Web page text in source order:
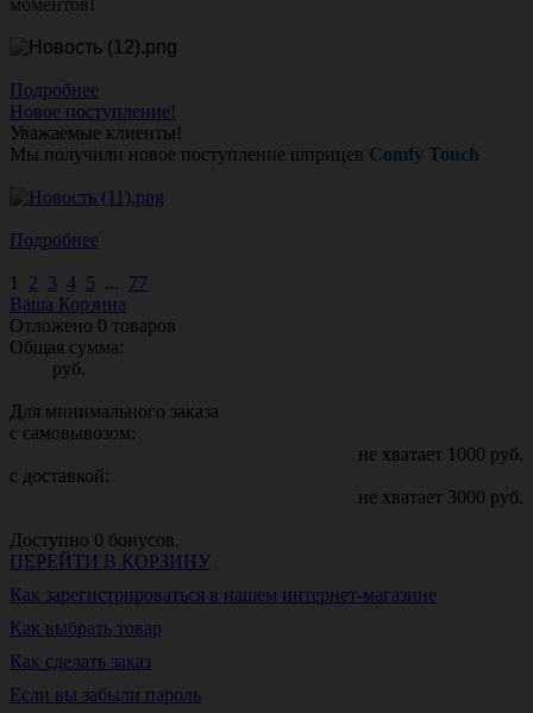
моментов!
Подробнее
Новое поступление!
Уважаемые клиенты!
Мы получили новое поступление шприцев Comfy Touch
Подробнее
1 2 3 4 5 ... 77
Ваша Корзина
Отложено 0 товаров
Общая сумма:
руб.
Для минимального заказа
с самовывозом:
не хватает 1000 руб.
с доставкой:
не хватает 3000 руб.
Доступно 0 бонусов.
ПЕРЕЙТИ В КОРЗИНУ
Как зарегистрироваться в нашем интернет-магазине
Как выбрать товар
Как сделать заказ
Если вы забыли пароль